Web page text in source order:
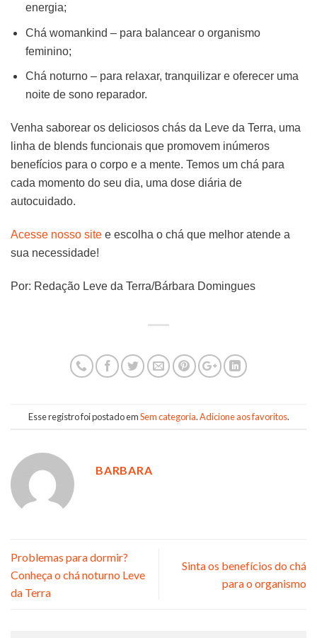
energia;
Chá womankind – para balancear o organismo
feminino;
Chá noturno – para relaxar, tranquilizar e oferecer uma
noite de sono reparador.
Venha saborear os deliciosos chás da Leve da Terra, uma
linha de blends funcionais que promovem inúmeros
benefícios para o corpo e a mente. Temos um chá para
cada momento do seu dia, uma dose diária de
autocuidado.
Acesse nosso site e escolha o chá que melhor atende a
sua necessidade!
Por: Redação Leve da Terra/Bárbara Domingues
Esse registro foi postado emSem categoria.Adicione aos favoritos.
BARBARA
Problemas para dormir?
Conheça o chá noturno Leve
da Terra
Sinta os benefícios do chá
para o organismo